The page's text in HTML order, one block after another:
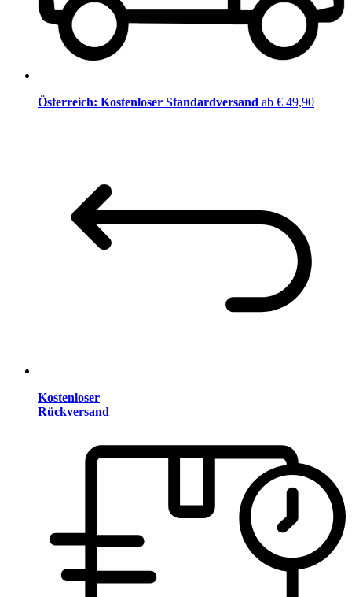
Österreich: Kostenloser Standardversand ab € 49,90
Kostenloser
Rückversand